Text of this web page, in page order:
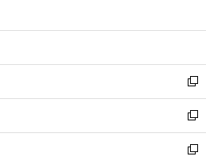
ウ
開
く
新
し
い
ウ
ィ
新
し
い
新